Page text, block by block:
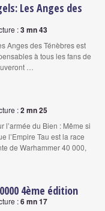
Les Anges des
:3 mn 43
Anges des Ténèbres est
à tous les fans de
…
:2 mn 25
l’armée du Bien : Même si
l’Empire Tau est la race
de Warhammer 40 000,
4ème édition
:6 mn 17